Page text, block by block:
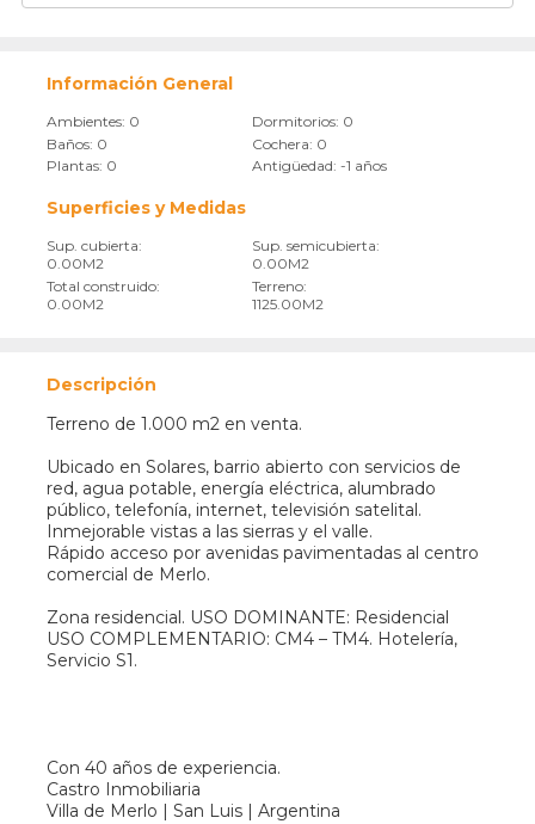
Información General
Ambientes: 0
Dormitorios: 0
Baños: 0
Cochera: 0
Plantas: 0
Antigüedad: -1 años
Superficies y Medidas
Sup. cubierta:
0.00M2
Sup. semicubierta:
0.00M2
Total construido:
0.00M2
Terreno:
1125.00M2
Descripción
Terreno de 1.000 m2 en venta.
Ubicado en Solares, barrio abierto con servicios de
red, agua potable, energía eléctrica, alumbrado
público, telefonía, internet, televisión satelital.
Inmejorable vistas a las sierras y el valle.
Rápido acceso por avenidas pavimentadas al centro
comercial de Merlo.
Zona residencial. USO DOMINANTE: Residencial
USO COMPLEMENTARIO: CM4 – TM4. Hotelería,
Servicio S1.
Con 40 años de experiencia.
Castro Inmobiliaria
Villa de Merlo | San Luis | Argentina